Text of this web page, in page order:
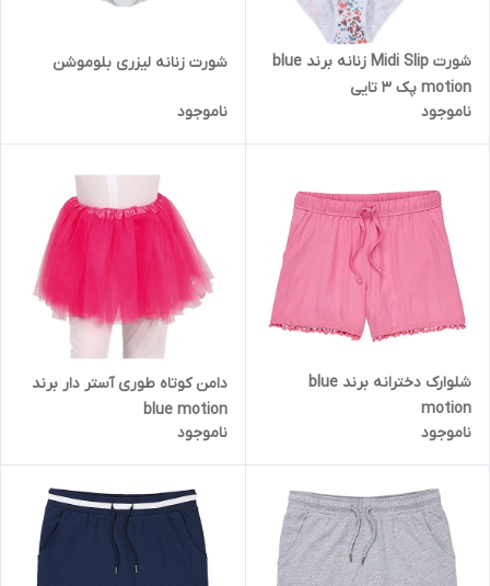
شورت Midi Slip زنانه برند blue
motion پک 3 تایی
ناموجود
شورت زنانه لیزری بلوموشن
ناموجود
شلوارک دخترانه برند blue
motion
ناموجود
دامن کوتاه طوری آستر دار برند
blue motion
ناموجود